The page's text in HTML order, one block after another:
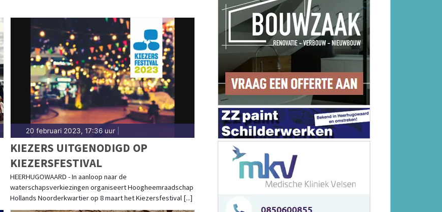
20 februari 2023, 17:36 uur|
KIEZERS UITGENODIGD OP
KIEZERSFESTIVAL
HEERHUGOWAARD - In aanloop naar de
waterschapsverkiezingen organiseert Hoogheemraadschap
Hollands Noorderkwartier op 8 maart het Kiezersfestival [...]